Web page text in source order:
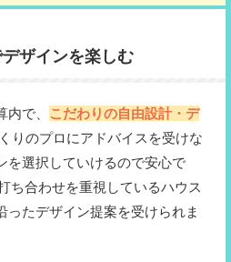
ザインを楽しむ
で、 こだわりの自由設計・デ
りのプロにアドバイスを受けな
を選択していけるので安心で
ち合わせを重視しているハウス
ったデザイン提案を受けられま